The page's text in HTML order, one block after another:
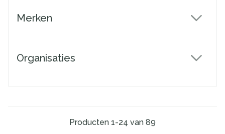
Merken
Organisaties
Producten 1-24 van 89